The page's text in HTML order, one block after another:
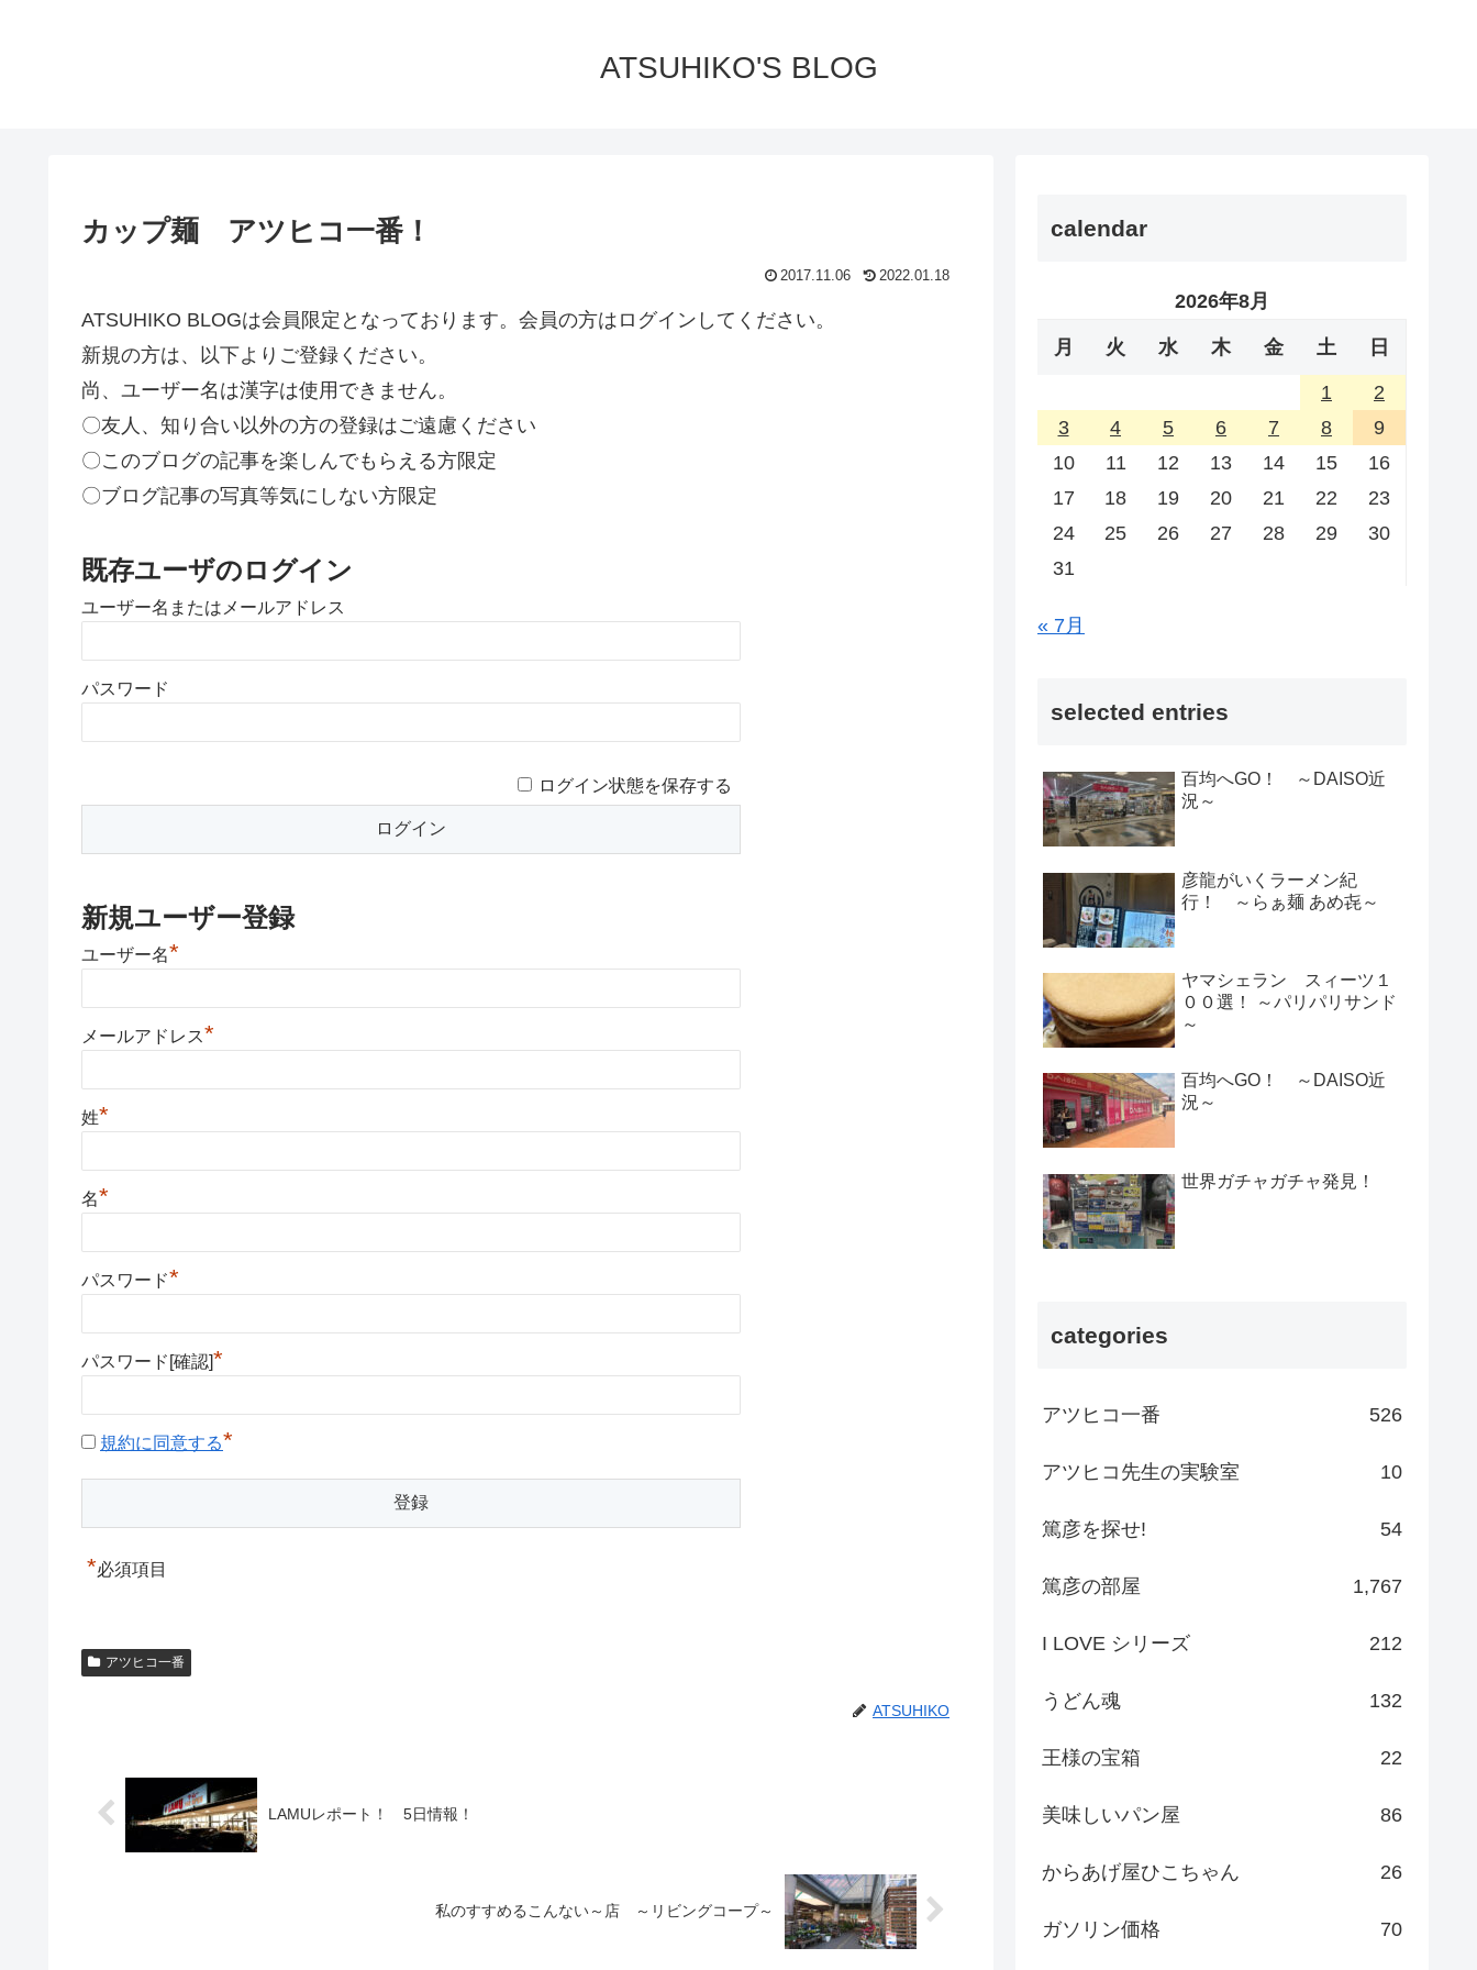
ATSUHIKO'S BLOG
カップ麺 アツヒコ一番！
2017.11.06 2022.01.18
ATSUHIKO BLOGは会員限定となっております。会員の方はログインしてください。
新規の方は、以下よりご登録ください。
尚、ユーザー名は漢字は使用できません。
〇友人、知り合い以外の方の登録はご遠慮ください
〇このブログの記事を楽しんでもらえる方限定
〇ブログ記事の写真等気にしない方限定
既存ユーザのログイン
ユーザー名またはメールアドレス
パスワード
ログイン状態を保存する
新規ユーザー登録
ユーザー名*
メールアドレス*
姓*
名*
パスワード*
パスワード[確認]*
規約に同意する*
*必須項目
アツヒコ一番
ATSUHIKO
LAMUレポート！ 5日情報！
私のすすめるこんない～店 ～リビングコープ～
calendar
2026年8月
月 火 水 木 金 土 日
1
2
3
4 5 6 7 8
9
10
11 12 13 14 15
16
17
18 19 20 21 22
23
24
25 26 27 28 29
30
31
« 7月
selected entries
百均へGO！ ～DAISO近
況～
彦龍がいくラーメン紀
行！ ～らぁ麺 あめ㐂～
ヤマシェラン スィーツ１
００選！ ～パリパリサンド
～
百均へGO！ ～DAISO近
況～
世界ガチャガチャ発見！
categories
アツヒコ一番 526
アツヒコ先生の実験室 10
篤彦を探せ! 54
篤彦の部屋 1,767
I LOVE シリーズ 212
うどん魂 132
王様の宝箱 22
美味しいパン屋 86
からあげ屋ひこちゃん 26
ガソリン価格 70